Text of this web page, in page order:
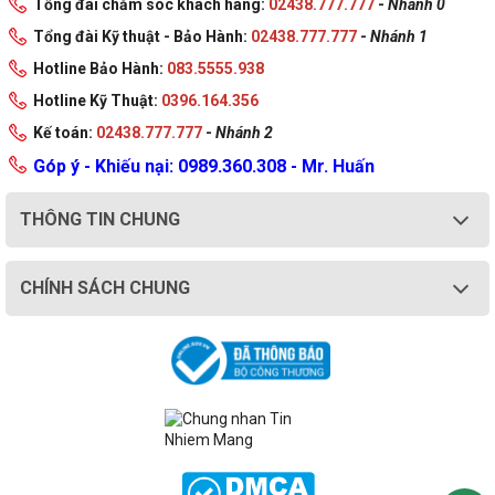
Bit vô hiệu hoá thực thi ‡
Intel® Boot Guard
Điều khiển thực thi dựa trên chế độ
Công nghệ ảo hóa Intel® (VT-x) ‡ Yes
Công nghệ ảo hóa Intel® cho
nhập/xuất được hướng vào (VT-d) ‡
Intel® VT-x với bảng trang mở rộng ‡
Tổng đài chăm sóc khách hàng: 02438.777.777 - Nhánh 0
Tổng đài Kỹ thuật - Bảo Hành: 02438.777.777 - Nhánh 1
Hotline Bảo Hành: 083.5555.938
Hotline Kỹ Thuật: 0396.164.356
Kế toán: 02438.777.777 - Nhánh 2
Góp ý - Khiếu nại: 0989.360.308 - Mr. Huấn
THÔNG TIN CHUNG
CHÍNH SÁCH CHUNG